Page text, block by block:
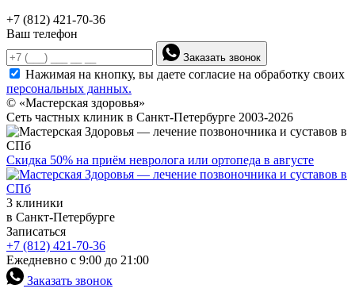
+7 (812) 421-70-36
Ваш телефон
Заказать звонок
Нажимая на кнопку, вы даете согласие на обработку своих
персональных данных.
© «Мастерская здоровья»
Сеть частных клиник в Санкт-Петербурге 2003-2026
Скидка 50% на приём невролога или ортопеда в августе
3 клиники
в Санкт-Петербурге
Записаться
+7 (812) 421-70-36
Ежедневно с 9:00 до 21:00
Заказать звонок